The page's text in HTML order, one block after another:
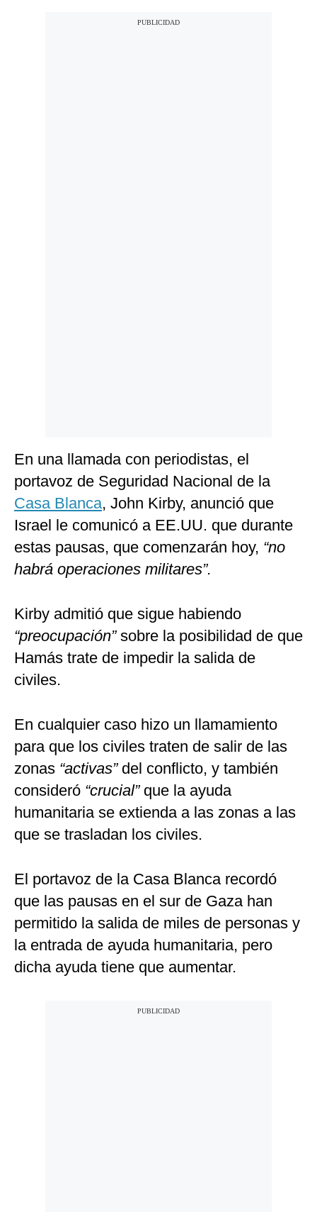
En una llamada con periodistas, el
portavoz de Seguridad Nacional de la
Casa Blanca, John Kirby, anunció que
Israel le comunicó a EE.UU. que durante
estas pausas, que comenzarán hoy, “no
habrá operaciones militares”.
Kirby admitió que sigue habiendo
“preocupación”sobre la posibilidad de que
Hamás trate de impedir la salida de
civiles.
En cualquier caso hizo un llamamiento
para que los civiles traten de salir de las
zonas “activas” del conflicto, y también
consideró “crucial”que la ayuda
humanitaria se extienda a las zonas a las
que se trasladan los civiles.
El portavoz de la Casa Blanca recordó
que las pausas en el sur de Gaza han
permitido la salida de miles de personas y
la entrada de ayuda humanitaria, pero
dicha ayuda tiene que aumentar.